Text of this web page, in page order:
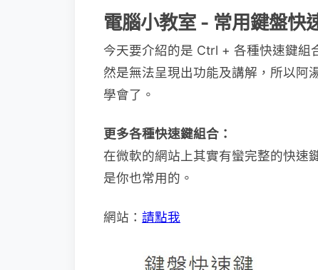
電腦小教室 - 常用鍵盤快
今天要介紹的是 Ctrl + 各種快速鍵組
然是無法呈現出功能及講解，所以阿
學會了。
更多各種快速鍵組合：
在微軟的網站上其實有蠻完整的快速
是你也常用的。
網站： 請點我